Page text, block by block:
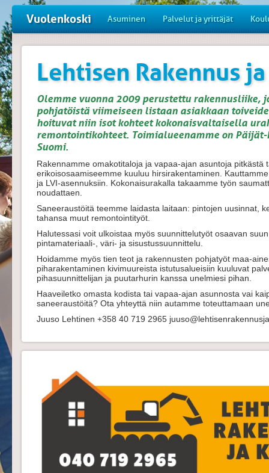
Vuolenkoski Asuminen Palvelut ja yrittäjät
Lehtisen Rakennus
Olemme vuonna 2009 perustettu rakennusliike,
pohjatöistä viimeiseen listaan asiakkaan
hoituvat niin isot kohteet kokonaisvaltaisella
remontointikohteet. Toimialueenamme on
Suomi.
Rakennamme omakotitaloja ja vapaa-ajan asuntoja pitkästä
erikoisosaamiseemme kuuluu hirsirakentaminen.
ja LVI-asennuksiin. Kokonaisurakalla takaamme työn
noudattaen.
Saneeraustöitä teemme laidasta laitaan: pintojen uusinnat,
tahansa muut remontointityöt.
Halutessasi voit ulkoistaa myös suunnittelutyöt osaavan
pintamateriaali-, väri- ja sisustussuunnittelu.
Hoidamme myös tien teot ja rakennusten pohjatyöt maa-
piharakentaminen kivimuureista istutusalueisiin kuuluvat
pihasuunnittelijan ja puutarhurin kanssa unelmiesi pihan.
Haaveiletko omasta kodista tai vapaa-ajan asunnosta vai
saneeraustöitä? Ota yhteyttä niin autamme toteuttamaan
Juuso Lehtinen +358 40 719 2965